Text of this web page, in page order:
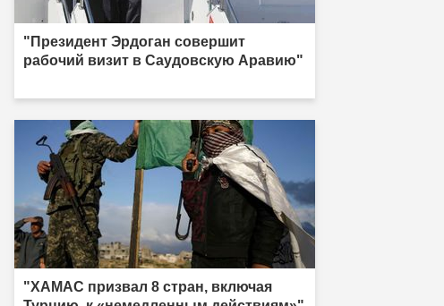
"Президент Эрдоган совершит
рабочий визит в Саудовскую Аравию"
"ХАМАС призвал 8 стран, включая